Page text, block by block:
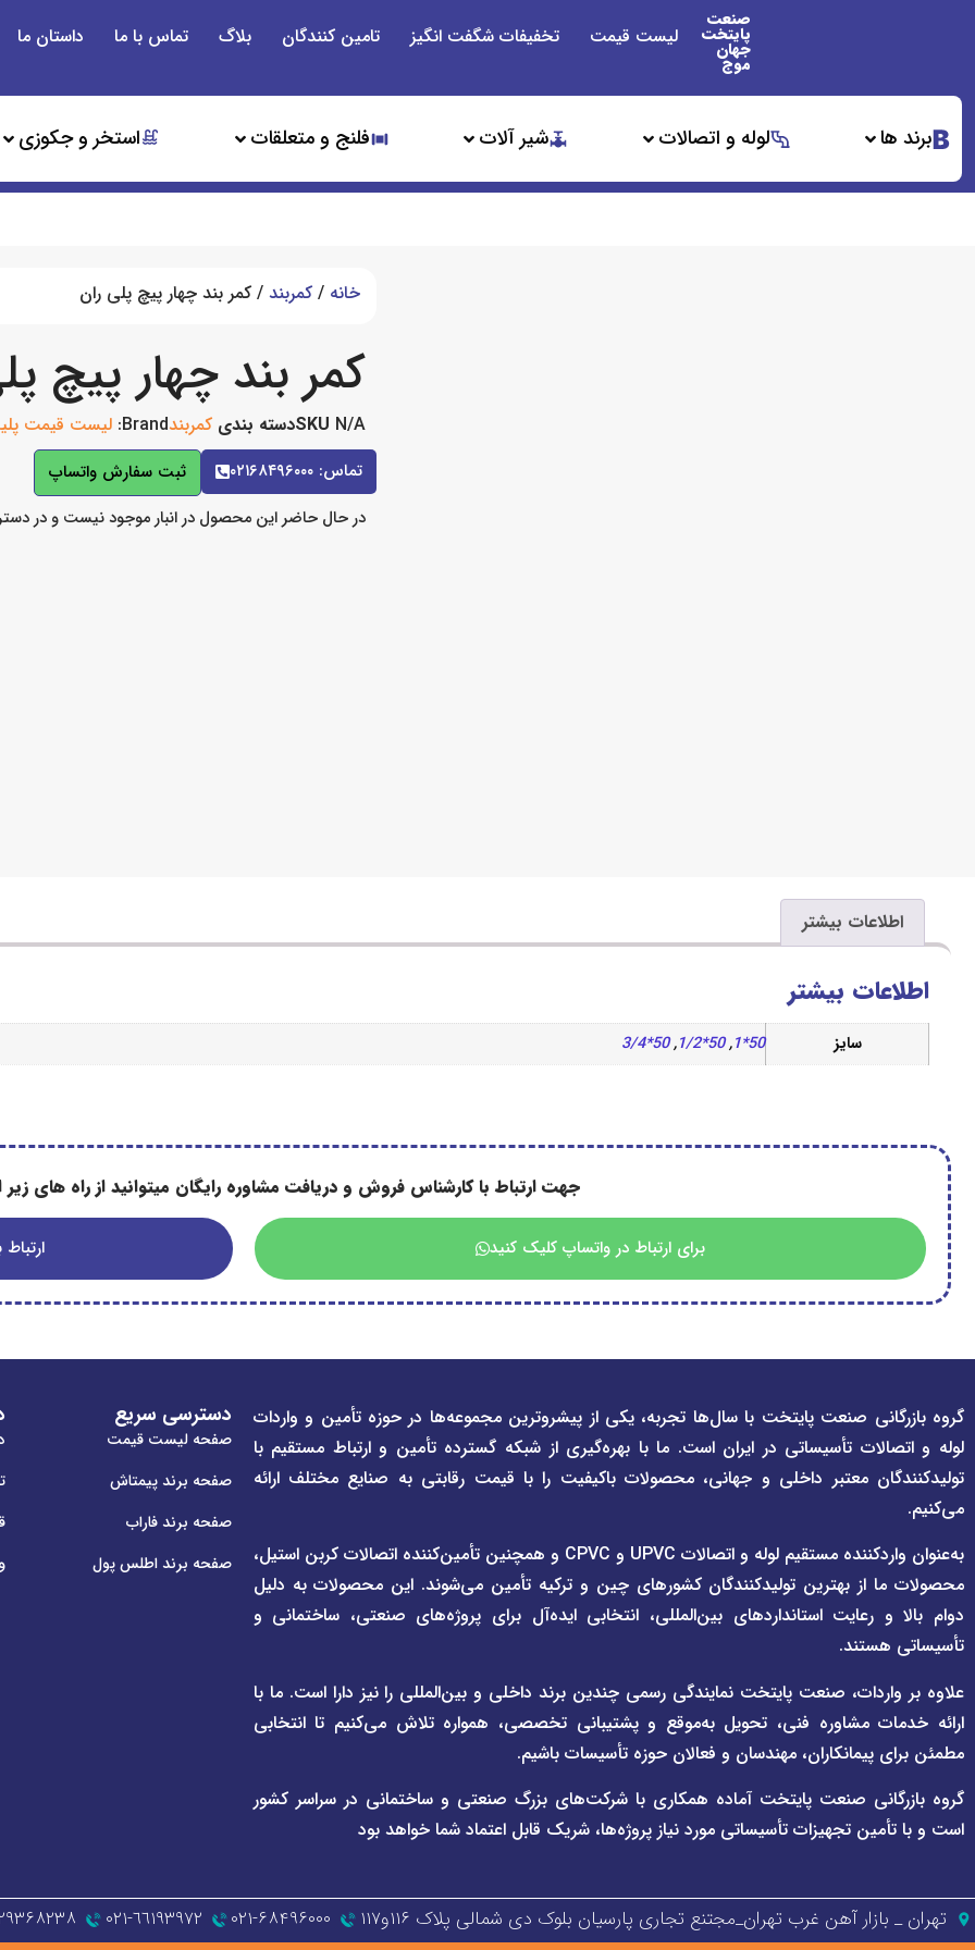
صنعت
پایتخت
جهان
موج
لیست قیمت تخفیفات شگفت انگیز تامین کنندگان بلاگ تماس با ما داستان ما
برند ها لوله و اتصالات شیر آلات فلنج و متعلقات استخر و جکوزی
خانه / کمربند / کمر بند چهار پیچ پلی ران
کمر بند چهار پیچ
SKU N/A دسته بندی کمربندBrand: لیست قیمت
تماس: ۰۲۱۶۸۴۹۶۰۰۰ ثبت سفارش واتساپ
در حال حاضر این محصول در انبار موجود نیست و در
اطلاعات بیشتر
اطلاعات بیشتر
سایز 50*1
,
50*1/2
,
50*3/4
جهت ارتباط با کارشناس فروش و دریافت مشاوره رایگان میتوانید از راه های زیر
ارتباط برای ارتباط در واتساپ کلیک کنید
گروه بازرگانی صنعت پایتخت با سال‌ها تجربه، یکی از پیشروترین مجموعه‌ها در حوزه تأمین و واردات
لوله و اتصالات تأسیساتی در ایران است. ما با بهره‌گیری از شبکه گسترده تأمین و ارتباط مستقیم با
تولیدکنندگان معتبر داخلی و جهانی، محصولات باکیفیت را با قیمت رقابتی به صنایع مختلف ارائه
می‌کنیم.
به‌عنوان واردکننده مستقیم لوله و اتصالات UPVC و CPVC و همچنین تأمین‌کننده اتصالات کربن استیل،
محصولات ما از بهترین تولیدکنندگان کشورهای چین و ترکیه تأمین می‌شوند. این محصولات به دلیل
دوام بالا و رعایت استانداردهای بین‌المللی، انتخابی ایده‌آل برای پروژه‌های صنعتی، ساختمانی و
تأسیساتی هستند.
علاوه بر واردات، صنعت پایتخت نمایندگی رسمی چندین برند داخلی و بین‌المللی را نیز دارا است. ما با
ارائه خدمات مشاوره فنی، تحویل به‌موقع و پشتیبانی تخصصی، همواره تلاش می‌کنیم تا انتخابی
مطمئن برای پیمانکاران، مهندسان و فعالان حوزه تأسیسات باشیم.
گروه بازرگانی صنعت پایتخت آماده همکاری با شرکت‌های بزرگ صنعتی و ساختمانی در سراسر کشور
است و با تأمین تجهیزات تأسیساتی مورد نیاز پروژه‌ها، شریک قابل اعتماد شما خواهد بود
دسترسی سریع
صفحه لیست قیمت
صفحه برند پیمتاش
صفحه برند فاراب
صفحه برند اطلس پول
تهران _ بازار آهن غرب تهران_مجتنع تجاری پارسیان بلوک دی شمالی پلاک ۱۱۶و۱۱۷ ۰۲۱-۶۸۴۹۶۰۰۰ ٦٦١٩٣٩٧٢-٠٢١